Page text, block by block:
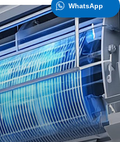
WhatsApp